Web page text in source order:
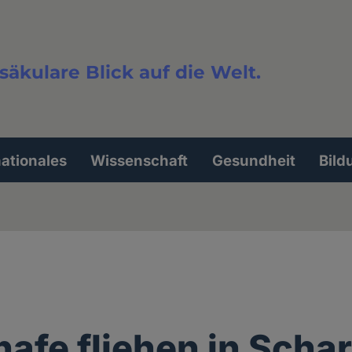
Blick auf die Welt.
Wissenschaft Gesundheit